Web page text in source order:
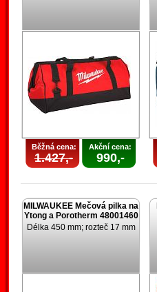
Běžná cena:
1.427,-
Akční cena:
990,-
MILWAUKEE Mečová pilka na
Ytong a Porotherm 48001460
Délka 450 mm; rozteč 17 mm